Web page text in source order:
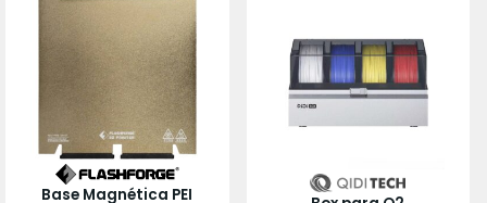
Base Magnética PEI